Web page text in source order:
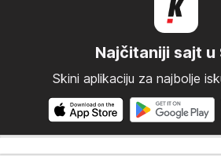
Najčitaniji sajt u
Skini aplikaciju za najbolje